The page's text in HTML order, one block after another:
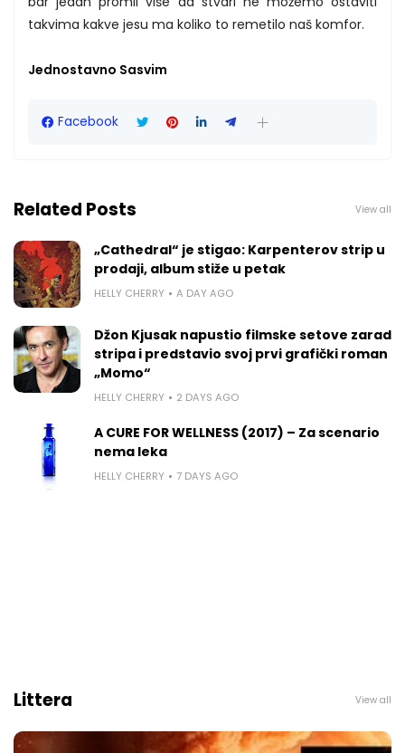
takvima kakve jesu ma koliko to remetilo naš komfor.
Jednostavno Sasvim
Facebook
Related Posts View all
„Cathedral“ je stigao: Karpenterov strip u
prodaji, album stiže u petak
HELLY CHERRY A DAY AGO
Džon Kjusak napustio filmske setove zarad
stripa i predstavio svoj prvi grafički roman
„Momo“
HELLY CHERRY 2 DAYS AGO
A CURE FOR WELLNESS (2017) – Za scenario
nema leka
HELLY CHERRY 7 DAYS AGO
Littera View all